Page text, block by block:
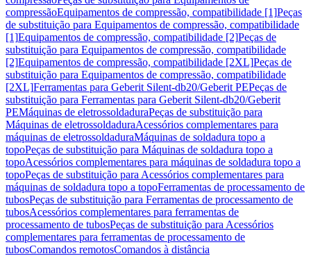
compressãoEquipamentos de compressão, compatibilidade [1]Peças
de substituição para Equipamentos de compressão, compatibilidade
[1]Equipamentos de compressão, compatibilidade [2]Peças de
substituição para Equipamentos de compressão, compatibilidade
[2]Equipamentos de compressão, compatibilidade [2XL]Peças de
substituição para Equipamentos de compressão, compatibilidade
[2XL]Ferramentas para Geberit Silent-db20/Geberit PEPeças de
substituição para Ferramentas para Geberit Silent-db20/Geberit
PEMáquinas de eletrossoldaduraPeças de substituição para
Máquinas de eletrossoldaduraAcessórios complementares para
máquinas de eletrossoldaduraMáquinas de soldadura topo a
topoPeças de substituição para Máquinas de soldadura topo a
topoAcessórios complementares para máquinas de soldadura topo a
topoPeças de substituição para Acessórios complementares para
máquinas de soldadura topo a topoFerramentas de processamento de
tubosPeças de substituição para Ferramentas de processamento de
tubosAcessórios complementares para ferramentas de
processamento de tubosPeças de substituição para Acessórios
complementares para ferramentas de processamento de
tubosComandos remotosComandos à distância